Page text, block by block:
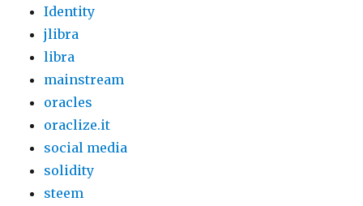
Identity
jlibra
libra
mainstream
oracles
oraclize.it
social media
solidity
steem